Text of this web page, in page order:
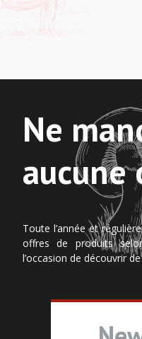
Ne
aucune
Toute l’année et
offres de produits
l’occasion de découvrir